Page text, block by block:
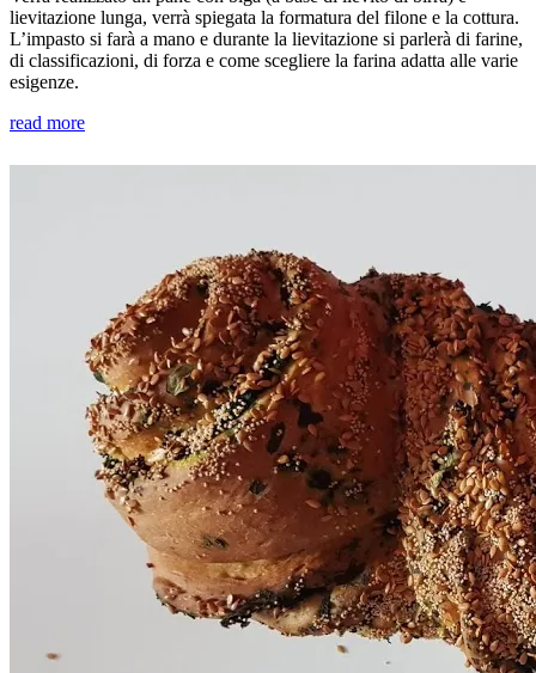
lievitazione lunga, verrà spiegata la formatura del filone e la cottura.
L’impasto si farà a mano e durante la lievitazione si parlerà di farine,
di classificazioni, di forza e come scegliere la farina adatta alle varie
esigenze.
read more